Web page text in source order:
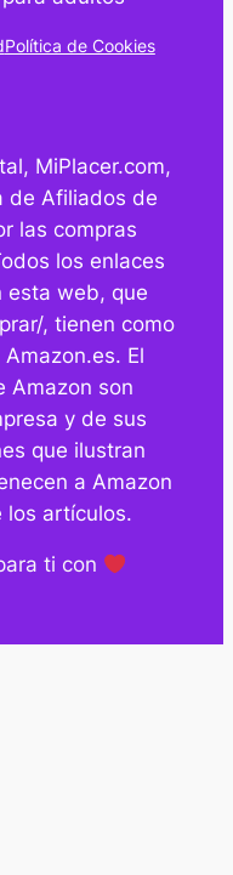
Política de Cookies
MiPlacer.com,
de Afiliados de
las compras
los enlaces
esta web, que
, tienen como
El
Amazon son
y de sus
que ilustran
a Amazon
los artículos.
ti con